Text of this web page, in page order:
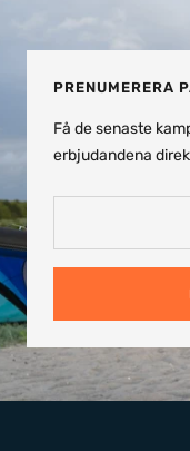
PRENUMERERA
Få de senaste
erbjudandena